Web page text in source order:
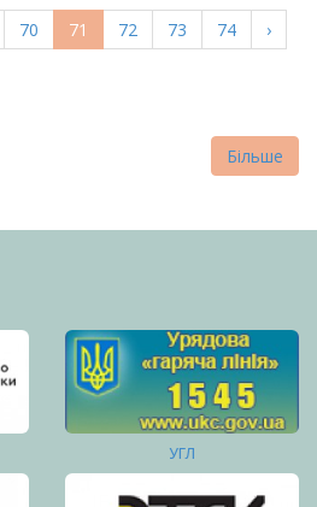
Page
70
Поточна
сторінка
71 Page
72 Page
73 Page
74
›
Більше
УГЛ